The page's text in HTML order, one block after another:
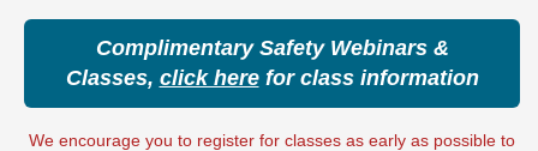
Complimentary Safety Webinars &
Classes, click herefor class information
We encourage you to register for classes as early as possible to